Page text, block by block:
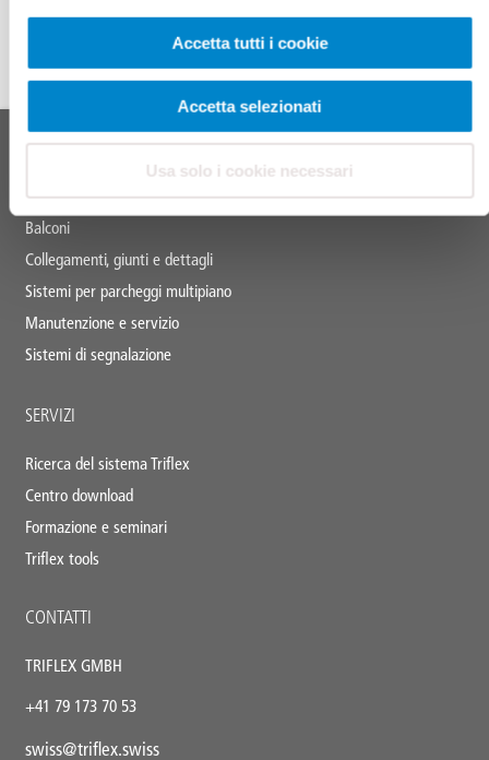
Accetta tutti i cookie
Accetta selezionati
Usa solo i cookie necessari
Main
SISTEMI DI PRODOTTI
Tetti
Balconi
Collegamenti, giunti e dettagli
Sistemi per parcheggi multipiano
Manutenzione e servizio
Sistemi di segnalazione
SERVIZI
Ricerca del sistema Triflex
Centro download
Formazione e seminari
Triflex tools
CONTATTI
TRIFLEX GMBH
+41 79 173 70 53
swiss@triflex.swiss